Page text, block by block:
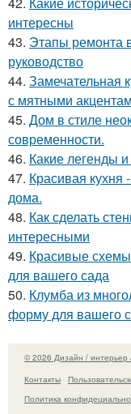
интересны
43. Этапы ремонта
руководство
44. Замечательная
с мятными
45. Дом в стиле
современности.
46. Какие легенды
47. Красивая кухня
дома.
48. Как сделать
интересными
49. Красивые
для вашего сада
50. Клумба из
форму для вашего
© 2026 Дизайн / интерьер
Контакты
Политика